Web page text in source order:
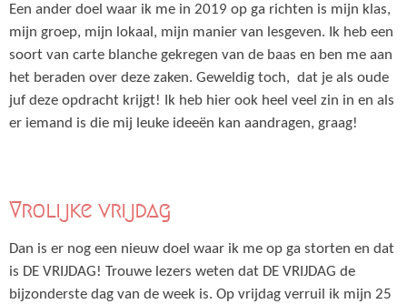
Een ander doel waar ik me in 2019 op ga richten is mijn klas,
mijn groep, mijn lokaal, mijn manier van lesgeven. Ik heb een
soort van carte blanche gekregen van de baas en ben me aan
het beraden over deze zaken. Geweldig toch, dat je als oude
juf deze opdracht krijgt! Ik heb hier ook heel veel zin in en als
er iemand is die mij leuke ideeën kan aandragen, graag!
Vrolijke vrijdag
Dan is er nog een nieuw doel waar ik me op ga storten en dat
is DE VRIJDAG! Trouwe lezers weten dat DE VRIJDAG de
bijzonderste dag van de week is. Op vrijdag verruil ik mijn 25